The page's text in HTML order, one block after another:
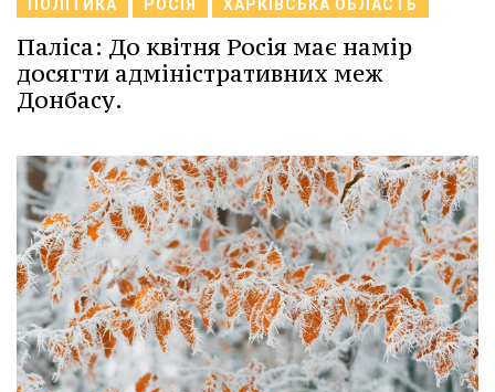
ПОЛІТИКА РОСІЯ ХАРКІВСЬКА ОБЛАСТЬ
Паліса: До квітня Росія має намір
досягти адміністративних меж
Донбасу.